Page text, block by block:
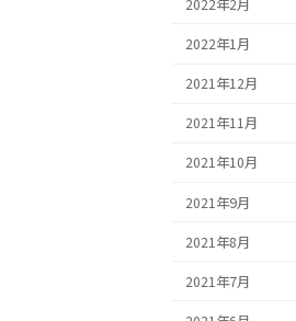
2022年2月
2022年1月
2021年12月
2021年11月
2021年10月
2021年9月
2021年8月
2021年7月